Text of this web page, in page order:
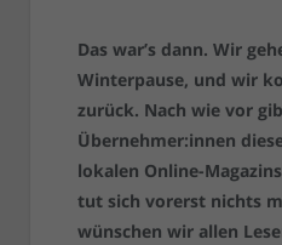
Das war’s dann. Wir
Winterpause, und wir
zurück. Nach wie vor
Übernehmer:innen
lokalen Online-
tut sich vorerst nichts
wünschen wir allen